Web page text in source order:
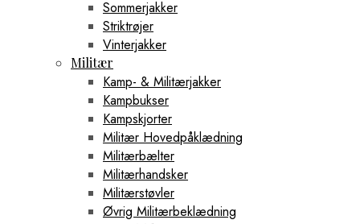
Sommerjakker
Striktrøjer
Vinterjakker
Militær
Kamp- & Militærjakker
Kampbukser
Kampskjorter
Militær Hovedpåklædning
Militærbælter
Militærhandsker
Militærstøvler
Øvrig Militærbeklædning